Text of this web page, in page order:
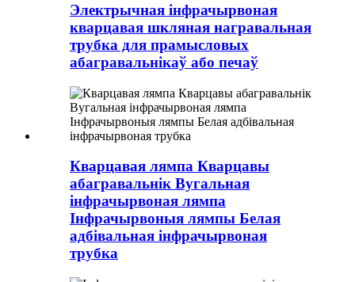
Электрычная інфрачырвоная
кварцавая шкляная награвальная
трубка для прамысловых
абагравальнікаў або печаў
Кварцавая лямпа Кварцавы
абагравальнік Вугальная
інфрачырвоная лямпа
Інфрачырвоныя лямпы Белая
адбівальная інфрачырвоная
трубка